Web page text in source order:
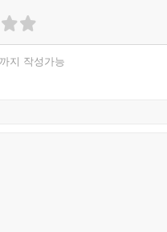
지 작성가능